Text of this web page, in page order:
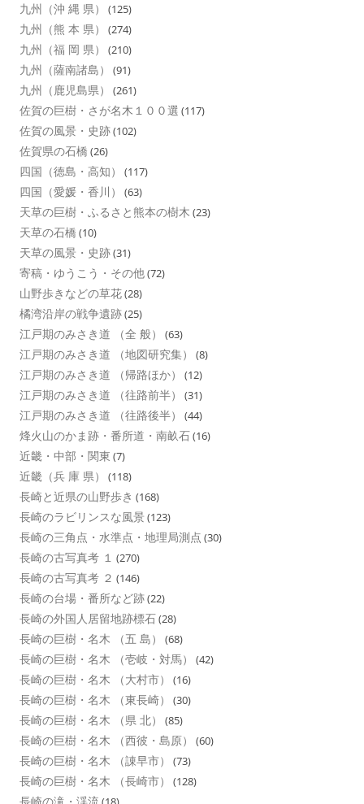
九州（沖 縄 県） (125)
九州（熊 本 県） (274)
九州（福 岡 県） (210)
九州（薩南諸島） (91)
九州（鹿児島県） (261)
佐賀の巨樹・さが名木１００選 (117)
佐賀の風景・史跡(102)
佐賀県の石橋 (26)
四国（徳島・高知） (117)
四国（愛媛・香川） (63)
天草の巨樹・ふるさと熊本の樹木 (23)
天草の石橋 (10)
天草の風景・史跡(31)
寄稿・ゆうこう・その他(72)
山野歩きなどの草花(28)
橘湾沿岸の戦争遺跡(25)
江戸期のみさき道 （全 般） (63)
江戸期のみさき道 （地図研究集） (8)
江戸期のみさき道 （帰路ほか） (12)
江戸期のみさき道 （往路前半） (31)
江戸期のみさき道 （往路後半） (44)
烽火山のかま跡・番所道・南畝石(16)
近畿・中部・関東 (7)
近畿（兵 庫 県） (118)
長崎と近県の山野歩き (168)
長崎のラビリンスな風景 (123)
長崎の三角点・水準点・地理局測点 (30)
長崎の古写真考 １ (270)
長崎の古写真考 ２ (146)
長崎の台場・番所など跡(22)
長崎の外国人居留地跡標石(28)
長崎の巨樹・名木 （五 島） (68)
長崎の巨樹・名木 （壱岐・対馬） (42)
長崎の巨樹・名木 （大村市） (16)
長崎の巨樹・名木 （東長崎） (30)
長崎の巨樹・名木 （県 北） (85)
長崎の巨樹・名木 （西彼・島原） (60)
長崎の巨樹・名木 （諌早市） (73)
長崎の巨樹・名木 （長崎市） (128)